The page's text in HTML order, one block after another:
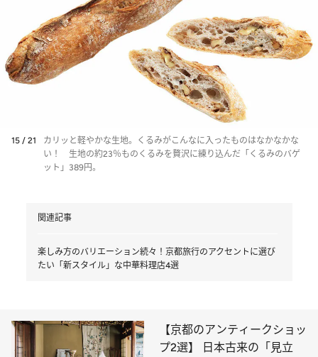
15 / 21
カリッと軽やかな生地。くるみがこんなに入ったものはなかなかな
い！ 生地の約23％ものくるみを贅沢に練り込んだ「くるみのバゲ
ット」389円。
関連記事
楽しみ方のバリエーション続々！京都旅行のアクセントに選び
たい「新スタイル」な中華料理店4選
【京都のアンティークショッ
プ2選】 日本古来の「見立